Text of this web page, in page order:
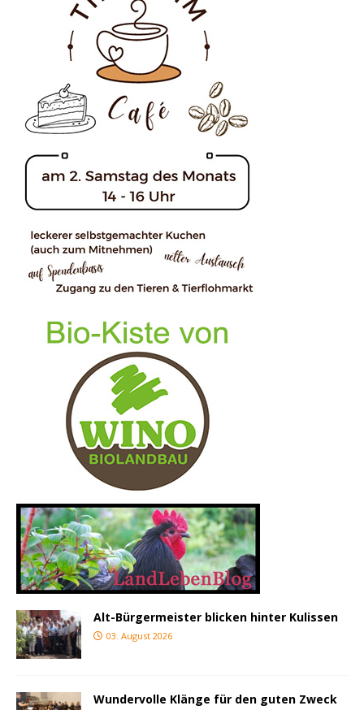
Alt-Bürgermeister blicken hinter Kulissen
03. August 2026
Wundervolle Klänge für den guten Zweck